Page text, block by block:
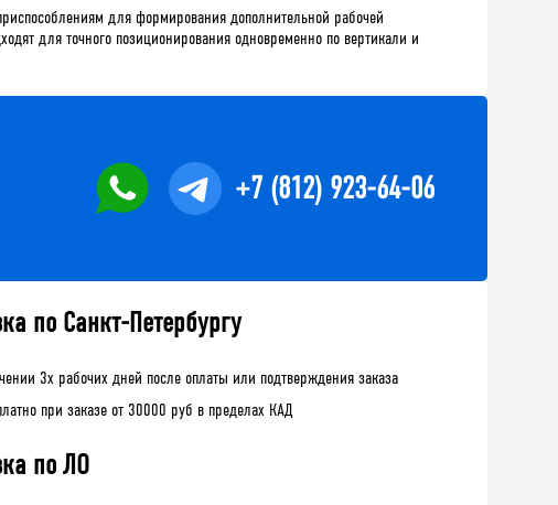
для формирования дополнительной рабочей
для точного позиционирования одновременно по вертикали и
+7 (812) 923-64-06
по Санкт-Петербургу
3х рабочих дней после оплаты или подтверждения заказа
при заказе от 30000 руб в пределах КАД
по ЛО